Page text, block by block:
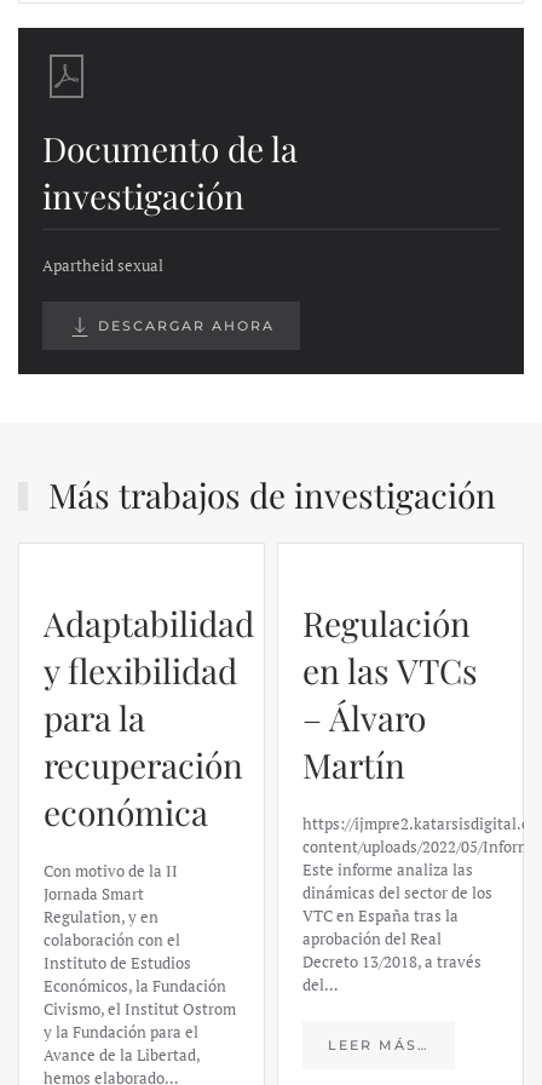
Documento de la
investigación
Apartheid sexual
DESCARGAR AHORA
Más trabajos de investigación
Adaptabilidad
y flexibilidad
para la
recuperación
económica
Con motivo de la II
Jornada Smart
Regulation, y en
colaboración con el
Instituto de Estudios
Económicos, la Fundación
Civismo, el Institut Ostrom
y la Fundación para el
Avance de la Libertad,
hemos elaborado…
Regulación
en las VTCs
– Álvaro
Martín
https://
content/uploads/2022/05/
Este informe analiza las
dinámicas del sector de los
VTC en España tras la
aprobación del Real
Decreto 13/2018, a través
del…
LEER MÁS…